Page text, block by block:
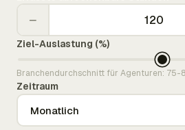
−
Ziel-Auslastung (%)
Branchendurchschnitt für Agenturen: 75-
Zeitraum